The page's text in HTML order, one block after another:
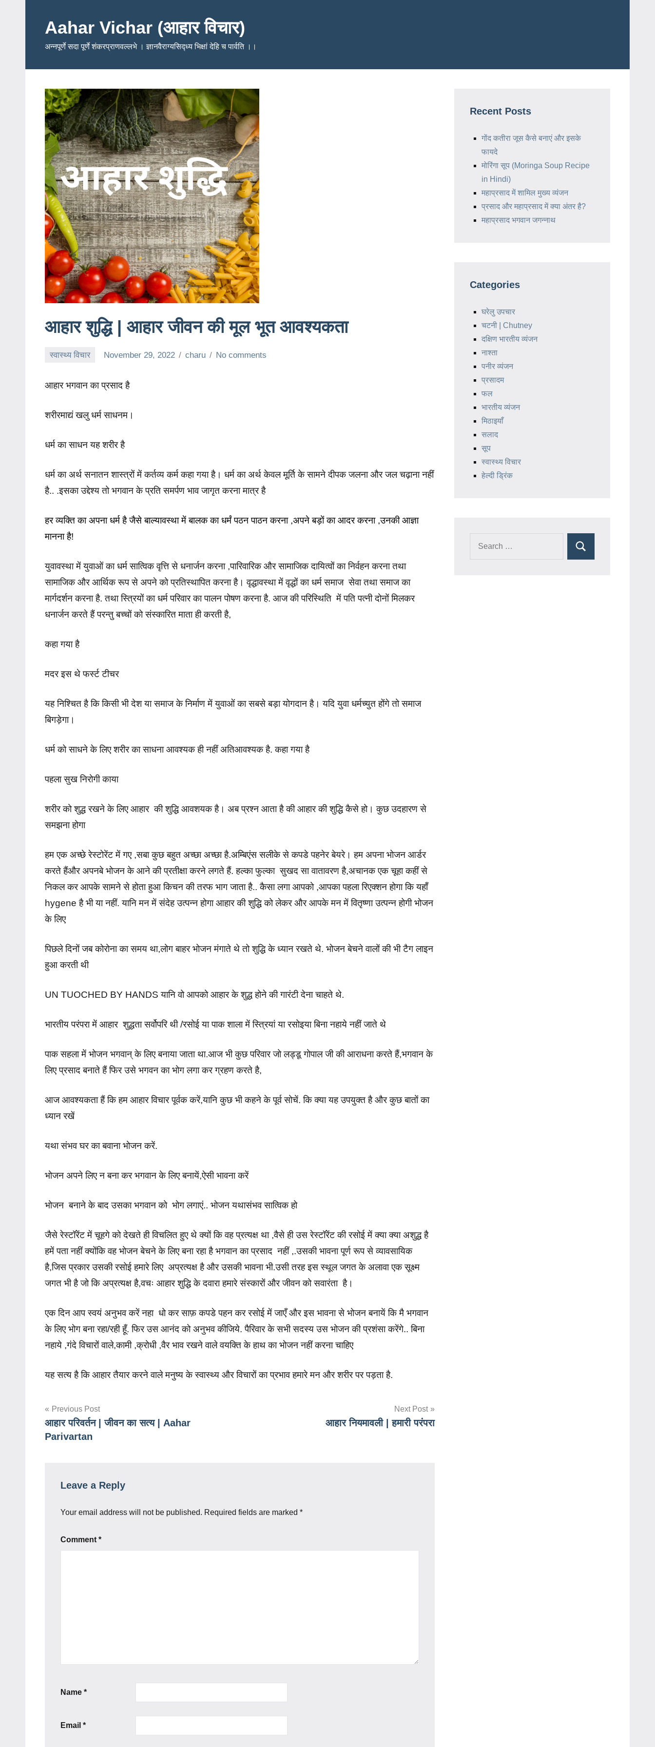
contentAahar Vichar (आहार विचार)
अन्नपूर्णे सदा पूर्णे शंकरप्राणवल्लभे । ज्ञानवैराग्यसिद्ध्य भिक्षां देहि च पार्वति ।।
आहार शुद्धि | आहार जीवन की मूल भूत आवश्यकता
स्वास्थ्य विचार November 29, 2022 charu No comments
आहार भगवान का प्रसाद है
शरीरमाद्यं खलु धर्म साधनम।
धर्म का साधन यह शरीर है
धर्म का अर्थ सनातन शास्त्रों में कर्तव्य कर्म कहा गया है। धर्म का अर्थ केवल मूर्ति के सामने दीपक जलना और जल चढ़ाना नहीं
है.. .इसका उद्देश्य तो भगवान के प्रति समर्पण भाव जागृत करना मात्र है
हर व्यक्ति का अपना धर्म है जैसे बाल्यावस्था में बालक का धर्मं पठन पाठन करना ,अपने बड़ों का आदर करना ,उनकी आज्ञा
मानना है!
युवावस्था में युवाओं का धर्म सात्विक वृत्ति से धनार्जन करना ,पारिवारिक और सामाजिक दायित्वों का निर्वहन करना तथा
सामाजिक और आर्थिक रूप से अपने को प्रतिस्थापित करना है। वृद्धावस्था में वृद्धों का धर्म समाज सेवा तथा समाज का
मार्गदर्शन करना है. तथा स्त्रियों का धर्म परिवार का पालन पोषण करना है. आज की परिस्थिति में पति पत्नी दोनों मिलकर
धनार्जन करते हैं परन्तु बच्चों को संस्कारित माता ही करती है,
कहा गया है
मदर इस थे फर्स्ट टीचर
यह निश्चित है कि किसी भी देश या समाज के निर्माण में युवाओं का सबसे बड़ा योगदान है। यदि युवा धर्मच्युत होंगे तो समाज
बिगड़ेगा।
धर्म को साधने के लिए शरीर का साधना आवश्यक ही नहीं अतिआवश्यक है. कहा गया है
पहला सुख निरोगी काया
शरीर को शुद्ध रखने के लिए आहार की शुद्धि आवशयक है। अब प्रश्न आता है की आहार की शुद्धि कैसे हो। कुछ उदहारण से
समझना होगा
हम एक अच्छे रेस्टोरेंट में गए ,सबा कुछ बहुत अच्छा अच्छा है.अम्बिएंस सलीके से कपडे पहनेर बेयरे। हम अपना भोजन आर्डर
करते हैंऔर अपनबे भोजन के आने की प्रतीक्षा करने लगते हैं. हल्का फुल्का सुखद सा वातावरण है,अचानक एक चूहा कहीं से
निकल कर आपके सामने से होता हुआ किचन की तरफ भाग जाता है.. कैसा लगा आपको ,आपका पहला रिएक्शन होगा कि यहाँ
hygene है भी या नहीं. यानि मन में संदेह उत्पन्न होगा आहार की शुद्धि को लेकर और आपके मन में वितृष्णा उत्पन्न होगी भोजन
के लिए
पिछले दिनों जब कोरोना का समय था,लोग बाहर भोजन मंगाते थे तो शुद्धि के ध्यान रखते थे. भोजन बेचने वालों की भी टैग लाइन
हुआ करती थी
UN TUOCHED BY HANDS यानि वो आपको आहार के शुद्ध होने की गारंटी देना चाहते थे.
भारतीय परंपरा में आहार शुद्धता सर्वोपरि थी /रसोई या पाक शाला में स्त्रियां या रसोइया बिना नहाये नहीं जाते थे
पाक सहला में भोजन भगवान् के लिए बनाया जाता था.आज भी कुछ परिवार जो लड्डू गोपाल जी की आराधना करते हैं,भगवान के
लिए प्रसाद बनाते हैं फिर उसे भगवन का भोग लगा कर ग्रहण करते है,
आज आवश्यकता हैं कि हम आहार विचार पूर्वक करें,यानि कुछ भी कहने के पूर्व सोचें. कि क्या यह उपयुक्त है और कुछ बातों का
ध्यान रखें
यथा संभव घर का बवाना भोजन करें.
भोजन अपने लिए न बना कर भगवान के लिए बनायें,ऐसी भावना करें
भोजन बनाने के बाद उसका भगवान को भोग लगाएं.. भोजन यथासंभव सात्विक हो
जैसे रेस्टॉरेंट में चूहगे को देखते ही विचलित हुए थे क्यों कि वह प्रत्यक्ष था ,वैसे ही उस रेस्टॉरेंट की रसोई में क्या क्या अशुद्ध है
हमें पता नहीं क्योंकि वह भोजन बेचने के लिए बना रहा है भगवान का प्रसाद नहीं ,.उसकी भावना पूर्ण रूप से व्यावसायिक
है,जिस प्रकार उसकी रसोई हमारे लिए अप्रत्यक्ष है और उसकी भावना भी.उसी तरह इस स्थूल जगत के अलावा एक सूक्ष्म
जगत भी है जो कि अप्रत्यक्ष है,वचः आहार शुद्धि के दवारा हमारे संस्कारों और जीवन को सवारंता है।
एक दिन आप स्वयं अनुभव करें नहा धो कर साफ़ कपडे पहन कर रसोई में जाएँ और इस भावना से भोजन बनायें कि मै भगवान
के लिए भोग बना रहा/रही हूँ. फिर उस आनंद को अनुभव कीजिये. पैरिवार के सभी सदस्य उस भोजन की प्रशंसा करेंगे.. बिना
नहाये ,गंदे विचारों वाले,कामी ,क्रोधी ,वैर भाव रखने वाले वयक्ति के हाथ का भोजन नहीं करना चाहिए
यह सत्य है कि आहार तैयार करने वाले मनुष्य के स्वास्थ्य और विचारों का प्रभाव हमारे मन और शरीर पर पड़ता है.
Post
navigation
Previous Post
आहार परिवर्तन | जीवन का सत्य | Aahar
Parivartan
Next Post
आहार नियमावली | हमारी परंपरा
Leave a Reply
Your email address will not be published. Required fields are marked *
Comment *
Name *
Email *
Recent Posts
गोंद कतीरा जूस कैसे बनाएं और इसके
फायदे
मोरिंगा सूप (Moringa Soup Recipe
in Hindi)
महाप्रसाद में शामिल मुख्य व्यंजन
प्रसाद और महाप्रसाद में क्या अंतर है?
महाप्रसाद भगवान जगन्नाथ
Categories
घरेलु उपचार
चटनी | Chutney
दक्षिण भारतीय व्यंजन
नाश्ता
पनीर व्यंजन
प्रसादम
फल
भारतीय व्यंजन
मिठाइयाँ
सलाद
सूप
स्वास्थ्य विचार
हेल्दी ड्रिंक
Search